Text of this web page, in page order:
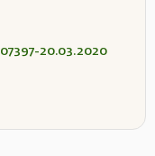
20.03.2020